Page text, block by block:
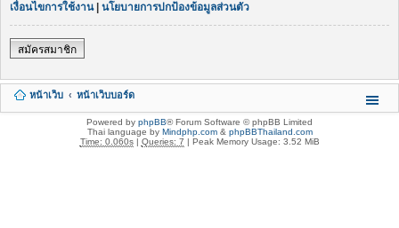
เงื่อนไขการใช้งาน| นโยบายการปกป้องข้อมูลส่วนตัว
สมัครสมาชิก
หน้าเว็บ หน้าเว็บบอร์ด
Powered by phpBB® Forum Software © phpBB Limited
Thai language by Mindphp.com& phpBBThailand.com
Time: 0.060s| Queries: 7 | Peak Memory Usage: 3.52 MiB